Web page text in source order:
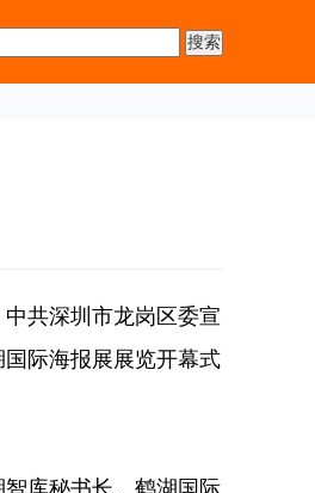
共深圳市龙岗区委宣
际海报展展览开幕式
库秘书长、鹤湖国际